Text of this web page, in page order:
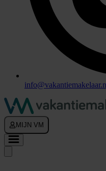
MIJN VM